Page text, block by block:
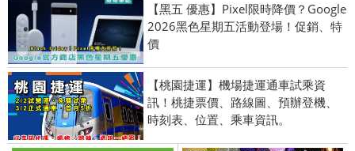
【黑五 優惠】Pixel限時降價？Google
2026黑色星期五活動登場！促銷、特
價
【桃園捷運】機場捷運通車試乘資
訊！桃捷票價、路線圖、預辦登機、
時刻表、位置、乘車資訊。